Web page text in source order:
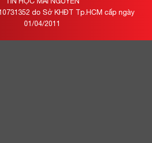
do Sở KHĐT Tp.HCM cấp ngày
01/04/2011